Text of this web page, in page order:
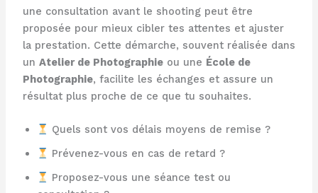
une consultation avant le shooting peut être
proposée pour mieux cibler tes attentes et ajuster
la prestation. Cette démarche, souvent réalisée dans
un Atelier de Photographieou une École de
Photographie, facilite les échanges et assure un
résultat plus proche de ce que tu souhaites.
Quels sont vos délais moyens de remise ?
Prévenez-vous en cas de retard ?
Proposez-vous une séance test ou